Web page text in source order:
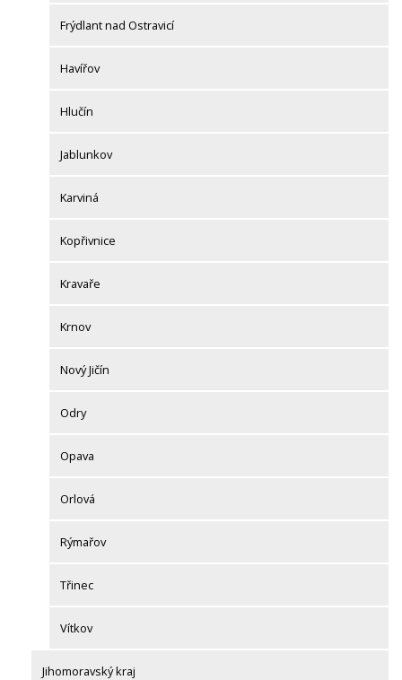
Frýdlant nad Ostravicí
Havířov
Hlučín
Jablunkov
Karviná
Kopřivnice
Kravaře
Krnov
Nový Jičín
Odry
Opava
Orlová
Rýmařov
Třinec
Vítkov
Jihomoravský kraj